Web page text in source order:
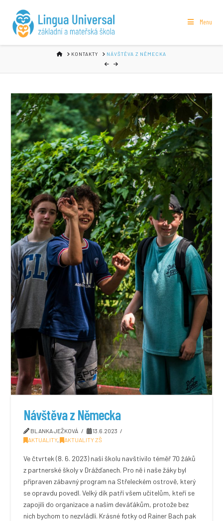
Menu
HOMEKONTAKTY NÁVŠTĚVA Z NĚMECKA
Návštěva z Německa
BLANKA JEŽKOVÁ
13.6.2023
AKTUALITY, AKTUALITY ZŠ
Ve čtvrtek (8. 6. 2023) naši školu navštívilo téměř 70 žáků
z partnerské školy v Drážďanech. Pro ně i naše žáky byl
připraven zábavný program na Střeleckém ostrově, který
se opravdu povedl. Velký dík patří všem učitelům, kteří se
zapojili do organizace a našim deváťákům, protože bez
nich bychom to nezvládli. Krásné fotky od Rainer Bach pak